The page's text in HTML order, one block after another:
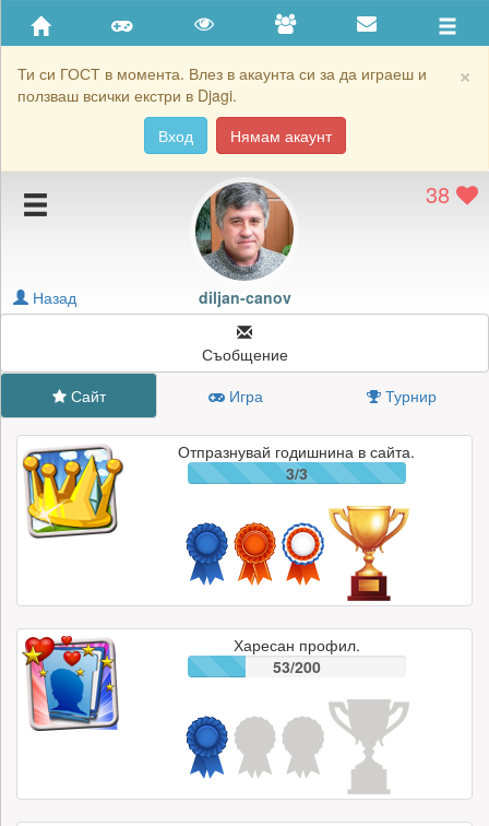
×
Ти си ГОСТ в момента. Влез в акаунта си за да играеш и
ползваш всички екстри в Djagi.
Вход
Нямам акаунт
Приятели
Хронология на игри
Подаръците на diljan-canov
Картичките на diljan-canov
Блокирай diljan-canov
38
diljan-canov
Назад
Съобщение
Сайт
Игра Турнир
Отпразнувай годишнина в сайта.
3/3
Харесан профил.
53/200